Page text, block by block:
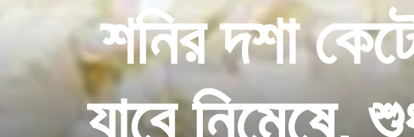
শনির দশা
যাবে নিমেষে,